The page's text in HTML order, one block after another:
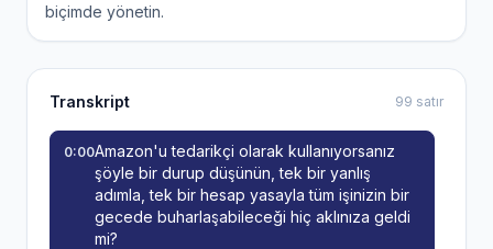
biçimde yönetin.
Transkript 99 satır
0:00Amazon'u tedarikçi olarak kullanıyorsanız
şöyle bir durup düşünün, tek bir yanlış
adımla, tek bir hesap yasayla tüm işinizin bir
gecede buharlaşabileceği hiç aklınıza geldi
mi?